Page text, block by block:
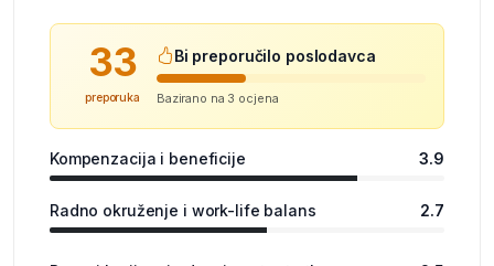
33
preporuka
Bi preporučilo poslodavca
Bazirano na 3 ocjena
Kompenzacija i beneficije 3.9
Radno okruženje i work-life balans 2.7